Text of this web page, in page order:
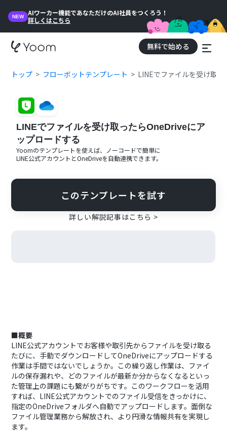
NEW
AIワーカー機能であなただけのAI社員をつくろう！
詳しくはこちら
無料で始める
トップ フローボットテンプレート LINEでファイルを受け取
LINEでファイルを受け取ったらOneDriveにア
ップロードする
Yoomのテンプレートを使えば、ノーコードで簡単に
LINE公式アカウント とOneDriveを自動連携できます。
このテンプレートを試す
詳しい解説記事はこちら >
■概要
LINE公式アカウントでお客様や取引先からファイルを受け取る
たびに、手動でダウンロードしてOneDriveにアップロードする
作業は手間ではないでしょうか。この繰り返し作業は、ファイ
ルの保存漏れや、どのファイルが最新か分からなくなるといっ
た管理上の課題にも繋がりがちです。このワークフローを活用
すれば、LINE公式アカウントでのファイル受信をきっかけに、
指定のOneDriveフォルダへ自動でアップロードします。面倒な
ファイル管理業務から解放され、より円滑な情報共有を実現し
ます。